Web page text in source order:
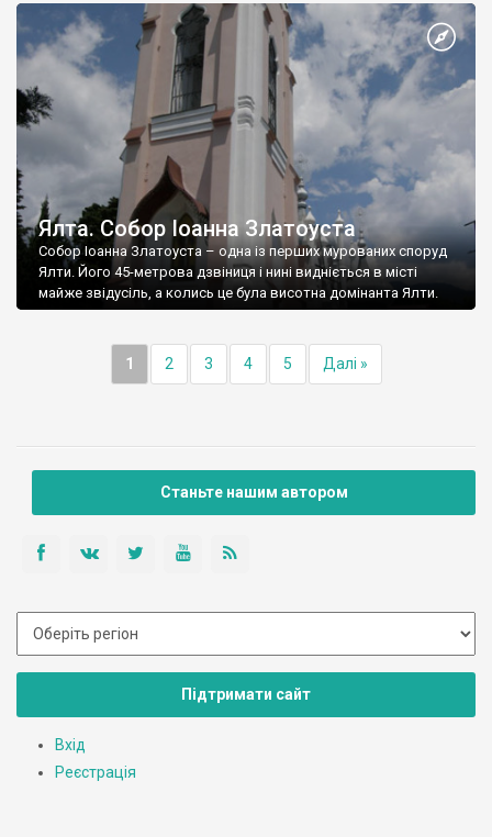
Ялта. Собор Іоанна Златоуста
Собор Іоанна Златоуста – одна із перших мурованих споруд
Ялти. Його 45-метрова дзвіниця і нині видніється в місті
майже звідусіль, а колись це була висотна домінанта Ялти.
1 2 3 4 5 Далі »
Станьте нашим автором
Підтримати сайт
Вхід
Реєстрація